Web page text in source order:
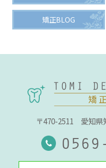
矯正BLOG
〒470-2511 愛知県